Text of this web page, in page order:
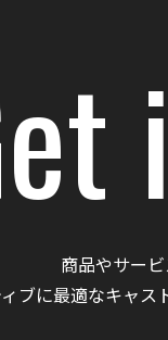
商品やサー
ブに最適なキャス